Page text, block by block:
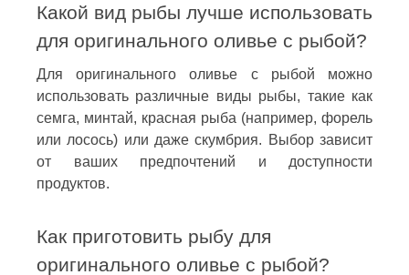
Какой вид рыбы лучше использовать
для оригинального оливье с рыбой?
Для оригинального оливье с рыбой можно
использовать различные виды рыбы, такие как
семга, минтай, красная рыба (например, форель
или лосось) или даже скумбрия. Выбор зависит
от ваших предпочтений и доступности
продуктов.
Как приготовить рыбу для
оригинального оливье с рыбой?